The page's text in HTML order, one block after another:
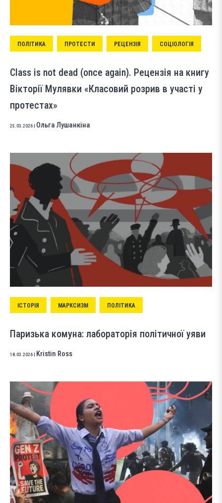
ПОЛІТИКА ПРОТЕСТИ РЕЦЕНЗІЯ СОЦІОЛОГІЯ
Class is not dead (once again). Рецензія на книгу
Вікторії Мулявки «Класовий розрив в участі у
протестах»
25.03.2026 Ольга Лушанкіна
ІСТОРІЯ МАРКСИЗМ ПОЛІТИКА
Паризька комуна: лабораторія політичної уяви
18.03.2026 Kristin Ross